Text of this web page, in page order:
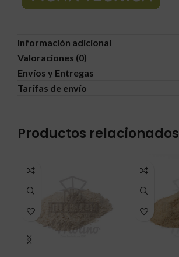
Información adicional
Valoraciones (0)
Envíos y Entregas
Tarífas de envío
Productos relacionados